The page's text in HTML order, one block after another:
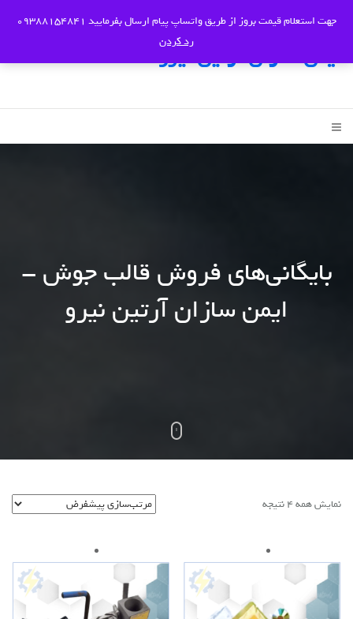
ایمن سازان آرتین نیرو
بایگانی‌های فروش قالب جوش -
ایمن سازان آرتین نیرو
نمایش همه 4 نتیجه
جهت استعلام قیمت بروز از طریق واتساپ پیام ارسال بفرمایید 09388154841
رد کردن